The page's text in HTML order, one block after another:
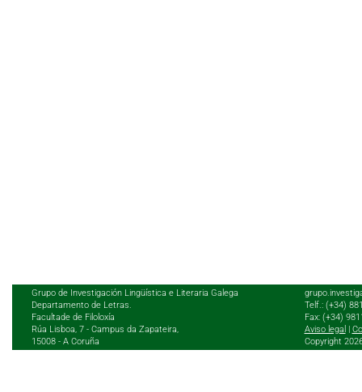
Grupo de Investigación Lingüística e Literaria Galega
Departamento de Letras.
Facultade de Filoloxía
Rúa Lisboa, 7 - Campus da Zapateira,
15008 - A Coruña
Telf.: (+34)
Fax: (+34)
Aviso legal
Copyright